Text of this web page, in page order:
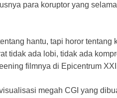
para koruptor yang
hantu, tapi horor
tidak ada lobi, tidak ada
filmnya di Epicentrum
megah CGI yang